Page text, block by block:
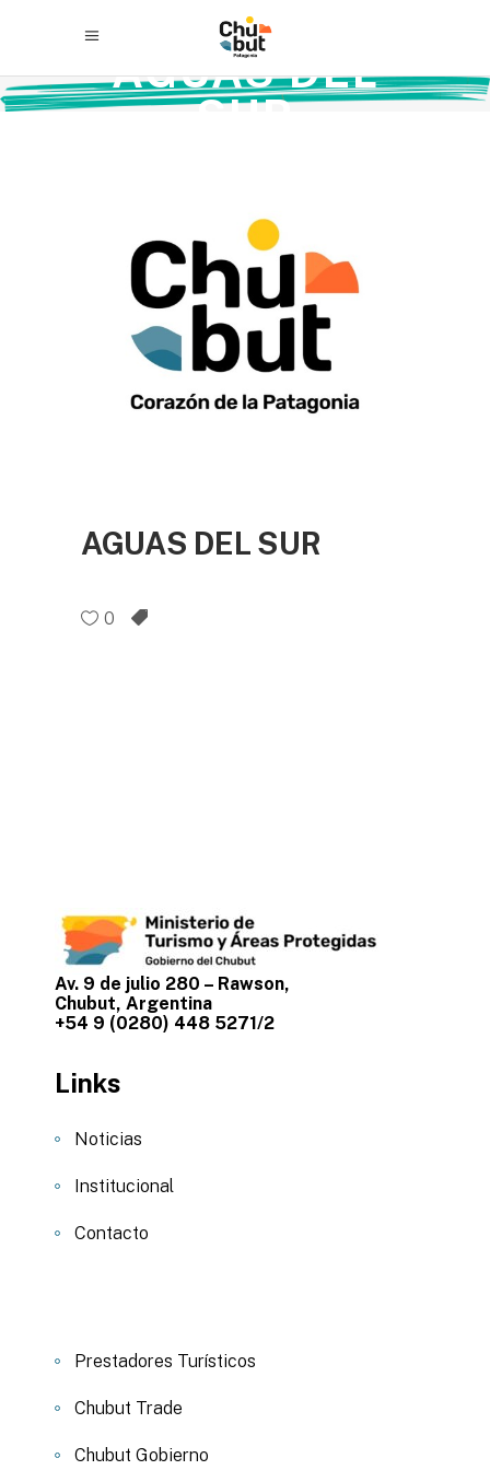
AGUAS DEL
SUR
AGUAS DEL SUR
0
Av. 9 de julio 280 – Rawson,
Chubut, Argentina
+54 9 (0280) 448 5271/2
Links
Noticias
Institucional
Contacto
Prestadores Turísticos
Chubut Trade
Chubut Gobierno